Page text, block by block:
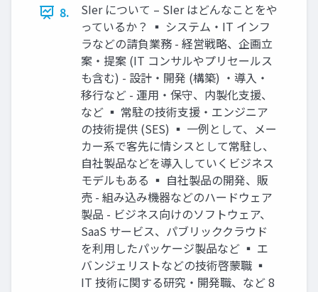
8.
SIer について – SIer はどんなことをや
っているか？ ▪ システム・IT インフ
ラなどの請負業務 - 経営戦略、企画立
案・提案 (IT コンサルやプリセールス
も含む) - 設計・開発 (構築) ・導入・
移行など - 運用・保守、内製化支援、
など ▪ 常駐の技術支援・エンジニア
の技術提供 (SES) ▪ 一例として、メー
カー系で客先に情シスとして常駐し、
自社製品などを導入していくビジネス
モデルもある ▪ 自社製品の開発、販
売 - 組み込み機器などのハードウェア
製品 - ビジネス向けのソフトウェア、
SaaS サービス、パブリッククラウド
を利用したパッケージ製品など ▪ エ
バンジェリストなどの技術啓蒙職 ▪
IT 技術に関する研究・開発職、など 8